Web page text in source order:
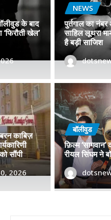
प्रमोद सावंत का
विमोचन कर
मान!
2026
के बाद
खेल’
NEWS
पुर्तगाल का
साहिल लूथरा
है बड़ी साजिश
काबिज़
सौंपी
2026
बॉलीवुड
फ़िल्म
रीयल सिंघम ने